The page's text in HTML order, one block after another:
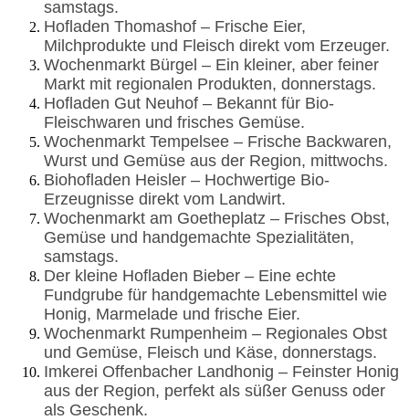
samstags.
Hofladen Thomashof – Frische Eier,
Milchprodukte und Fleisch direkt vom Erzeuger.
Wochenmarkt Bürgel – Ein kleiner, aber feiner
Markt mit regionalen Produkten, donnerstags.
Hofladen Gut Neuhof – Bekannt für Bio-
Fleischwaren und frisches Gemüse.
Wochenmarkt Tempelsee – Frische Backwaren,
Wurst und Gemüse aus der Region, mittwochs.
Biohofladen Heisler – Hochwertige Bio-
Erzeugnisse direkt vom Landwirt.
Wochenmarkt am Goetheplatz – Frisches Obst,
Gemüse und handgemachte Spezialitäten,
samstags.
Der kleine Hofladen Bieber – Eine echte
Fundgrube für handgemachte Lebensmittel wie
Honig, Marmelade und frische Eier.
Wochenmarkt Rumpenheim – Regionales Obst
und Gemüse, Fleisch und Käse, donnerstags.
Imkerei Offenbacher Landhonig – Feinster Honig
aus der Region, perfekt als süßer Genuss oder
als Geschenk.